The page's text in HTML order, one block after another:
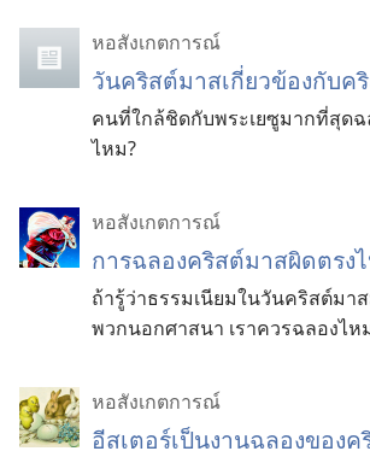
หอสังเกตการณ์
วันคริสต์มาสเกี่ยวข้องกับค
คนที่ใกล้ชิดกับพระเยซูมากที่สุด
ไหม?
หอสังเกตการณ์
การฉลองคริสต์มาสผิดตรง
ถ้ารู้ว่าธรรมเนียมในวันคริสต์มาส
พวกนอกศาสนา เราควรฉลองไห
หอสังเกตการณ์
อีสเตอร์เป็นงานฉลองของค